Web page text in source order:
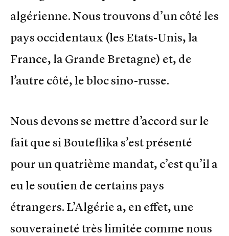
algérienne. Nous trouvons d’un côté les
pays occidentaux (les Etats-Unis, la
France, la Grande Bretagne) et, de
l’autre côté, le bloc sino-russe.
Nous devons se mettre d’accord sur le
fait que si Bouteflika s’est présenté
pour un quatrième mandat, c’est qu’il a
eu le soutien de certains pays
étrangers. L’Algérie a, en effet, une
souveraineté très limitée comme nous